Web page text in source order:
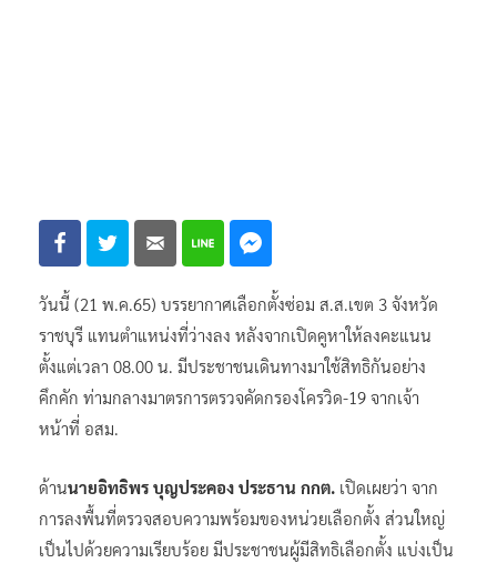
วันนี้ (21 พ.ค.65) บรรยากาศเลือกตั้งซ่อม ส.ส.เขต 3 จังหวัด
ราชบุรี แทนตำแหน่งที่ว่างลง หลังจากเปิดคูหาให้ลงคะแนน
ตั้งแต่เวลา 08.00 น. มีประชาชนเดินทางมาใช้สิทธิกันอย่าง
คึกคัก ท่ามกลางมาตรการตรวจคัดกรองโครวิด-19 จากเจ้า
หน้าที่ อสม.
ด้านนายอิทธิพร บุญประคอง ประธาน กกต. เปิดเผยว่า จาก
การลงพื้นที่ตรวจสอบความพร้อมของหน่วยเลือกตั้ง ส่วนใหญ่
เป็นไปด้วยความเรียบร้อย มีประชาชนผู้มีสิทธิเลือกตั้ง แบ่งเป็น